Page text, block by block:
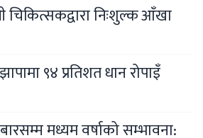
चिकित्सकद्वारा निःशुल्क आँखा
९४ प्रतिशत धान रोपाइँ
मध्यम वर्षाको सम्भावना: